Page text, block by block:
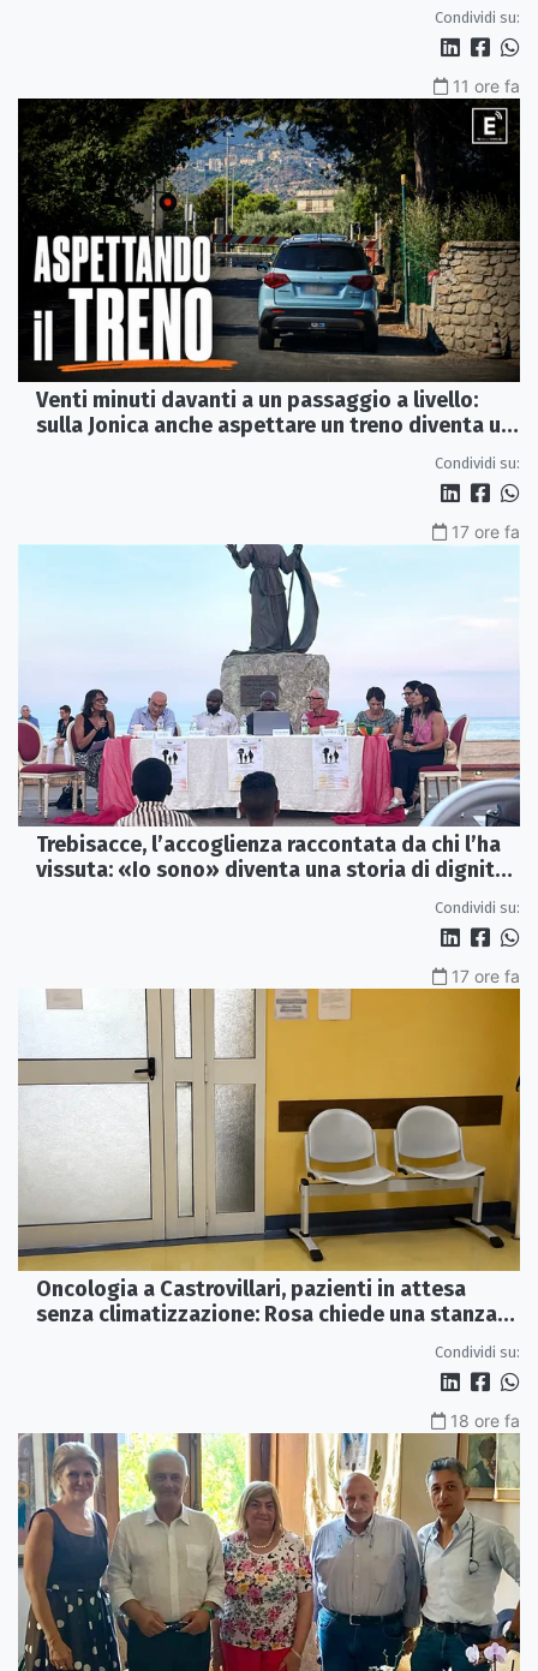
Condividi su:
11 ore fa
Venti minuti davanti a un passaggio a livello:
sulla Jonica anche aspettare un treno diventa un
Condividi su:
17 ore fa
Trebisacce, l’accoglienza raccontata da chi l’ha
vissuta: «Io sono» diventa una storia di dignità
Condividi su:
17 ore fa
Oncologia a Castrovillari, pazienti in attesa
senza climatizzazione: Rosa chiede una stanza
Condividi su:
18 ore fa